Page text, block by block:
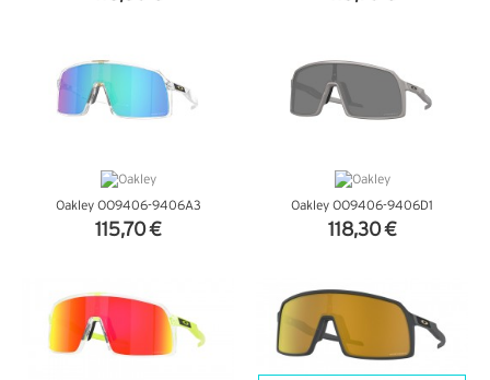
Oakley OO9406-9406A3
115,70 €
Oakley OO9406-9406D1
118,30 €